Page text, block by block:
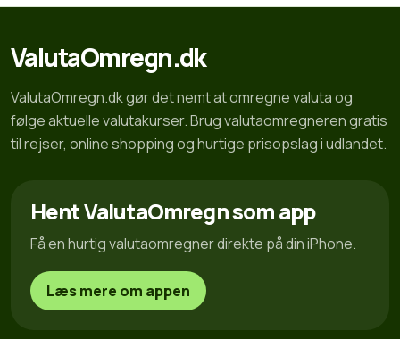
ValutaOmregn.dk
ValutaOmregn.dk gør det nemt at omregne valuta og
følge aktuelle valutakurser. Brug valutaomregneren gratis
til rejser, online shopping og hurtige prisopslag i udlandet.
Hent ValutaOmregn som app
Få en hurtig valutaomregner direkte på din iPhone.
Læs mere om appen